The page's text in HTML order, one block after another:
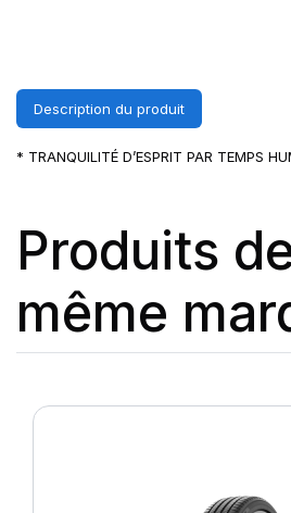
Description du produit
* TRANQUILITÉ D’ESPRIT PAR TEMPS
Produits
même